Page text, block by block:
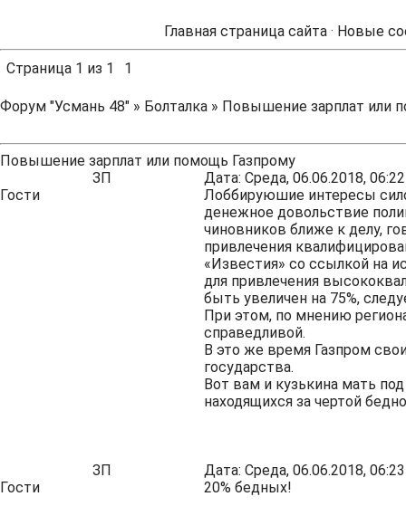
Главная страница сайта · Новые
Страница 1 из 1 1
Форум "Усмань 48" » Болталка » Повышение зарплат или
Повышение зарплат или помощь Газпрому
ЗП
Дата: Среда, 06.06.2018,
Гости
Лоббируюшие интересы
денежное довольствие
чиновников ближе к делу,
привлечения
«Известия» со ссылкой на
для привлечения
быть увеличен на 75%,
При этом, по мнению
справедливой.
В это же время Газпром
государства.
Вот вам и кузькина мать
находящихся за чертой
ЗП
Дата: Среда, 06.06.2018,
Гости
20% бедных!